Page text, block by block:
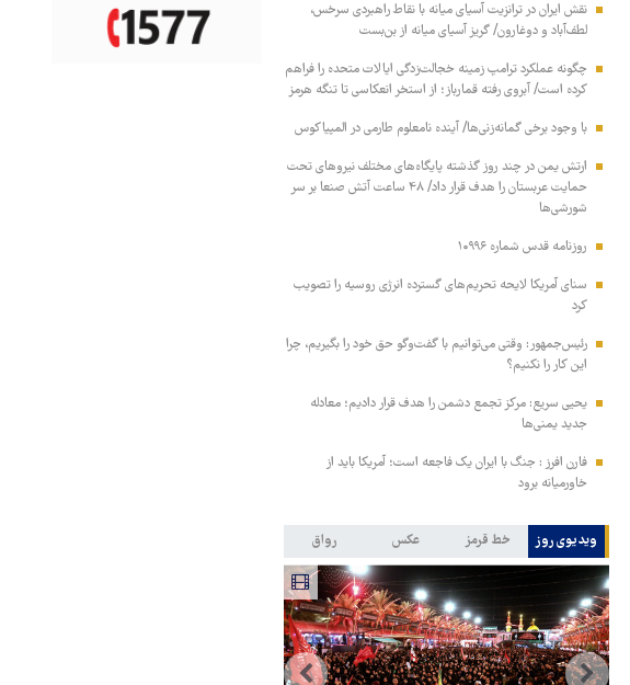
نقش ایران در ترانزیت آسیای میانه با نقاط راهبردی سرخس،
لطف‌آباد و دوغارون/ گریز آسیای میانه از بن‌بست
چگونه عملکرد ترامپ زمینه خجالت‌زدگی ایالات متحده را فراهم
کرده است/ آبروی رفته قمارباز؛ از استخر انعکاسی تا تنگه هرمز
با وجود برخی گمانه‌زنی‌ها/ آینده نامعلوم طارمی در المپیاکوس
ارتش یمن در چند روز گذشته پایگاه‌های مختلف نیروهای تحت
حمایت عربستان را هدف قرار داد/ ۴۸ ساعت آتش صنعا بر سر
شورشی‌ها
روزنامه قدس شماره ۱۰۹۹۶
سنای آمریکا لایحه تحریم‌های گسترده انرژی روسیه را تصویب
کرد
رئیس‌جمهور: وقتی می‌توانیم با گفت‌وگو حق خود را بگیریم، چرا
این کار را نکنیم؟
یحیی سریع: مرکز تجمع دشمن را هدف قرار دادیم؛ معادله
جدید یمنی‌ها
فارن افرز : جنگ با ایران یک فاجعه است؛ آمریکا باید از
خاورمیانه برود
ویدیوی روز خط قرمز عکس رواق